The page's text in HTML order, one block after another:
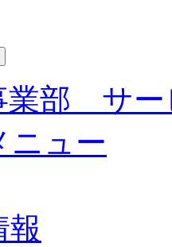
業部 サー
ニュー
報